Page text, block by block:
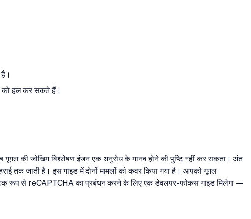
को हल कर सकते हैं।
गूगल की जोखिम विश्लेषण इंजन एक अनुरोध के मानव होने की पुष्टि नहीं कर सकता। अंत
तक जाती है। इस गाइड में दोनों मामलों को कवर किया गया है। आपको गूगल
रूप से reCAPTCHA का प्रबंधन करने के लिए एक डेवलपर-फोकस गाइड मिलेगा —